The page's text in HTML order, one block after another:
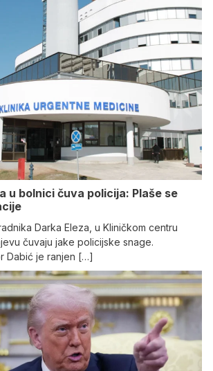
u bolnici čuva policija: Plaše se
Darka Eleza, u Kliničkom centru
čuvaju jake policijske snage.
Dabić je ranjen […]